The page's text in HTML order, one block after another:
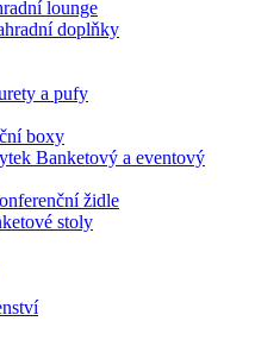
lounge
doplňky
a pufy
boxy
Banketový a eventový
židle
stoly